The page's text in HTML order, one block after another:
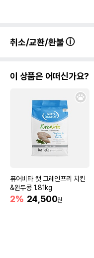
취소/교환/환불
이 상품은 어떠신가요?
퓨어비타 캣 그레인프리 치킨
&완두콩 1.81kg
2% 24,500원